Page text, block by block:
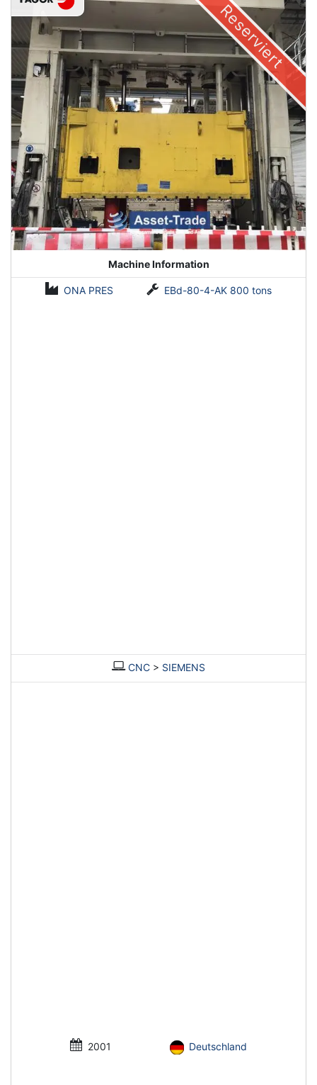
Reserviert
Machine Information
ONA PRES EBd-80-4-AK 800 tons
CNC > SIEMENS
2001 Deutschland